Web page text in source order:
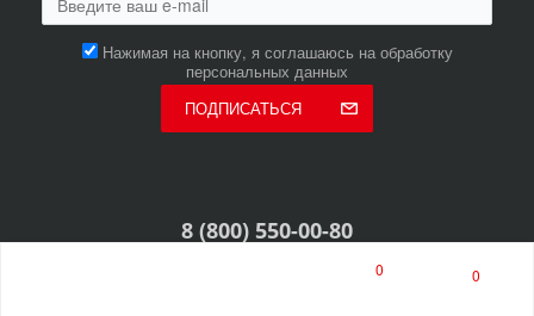
Нажимая на кнопку, я соглашаюсь на обработку
персональных данных
ПОДПИСАТЬСЯ
8 (800) 550-00-80
0 0